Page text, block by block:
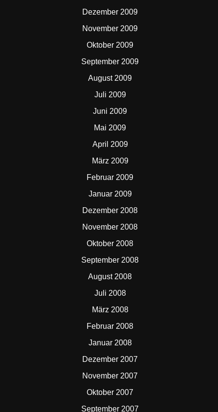
Dezember 2009
November 2009
Oktober 2009
September 2009
August 2009
Juli 2009
Juni 2009
Mai 2009
April 2009
März 2009
Februar 2009
Januar 2009
Dezember 2008
November 2008
Oktober 2008
September 2008
August 2008
Juli 2008
März 2008
Februar 2008
Januar 2008
Dezember 2007
November 2007
Oktober 2007
September 2007